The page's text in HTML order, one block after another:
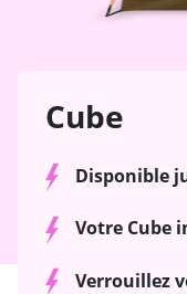
Cube
Disponible
Votre Cube
Verrouillez